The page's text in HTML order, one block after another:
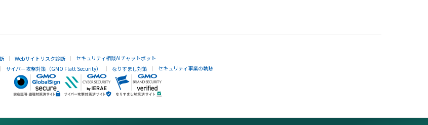
Webサイトリスク診断
セキュリティ相談AIチャットボット
サイバー攻撃対策（GMO Flatt Security） なりすまし対策 セキュリティ事業の軌跡